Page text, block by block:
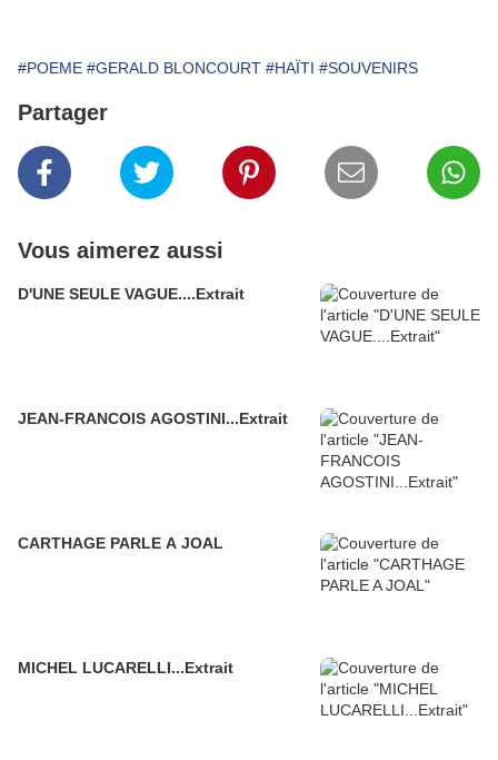
#POEME #GERALD BLONCOURT #HAÏTI #SOUVENIRS
Partager
Vous aimerez aussi
D'UNE SEULE VAGUE....Extrait
JEAN-FRANCOIS AGOSTINI...Extrait
CARTHAGE PARLE A JOAL
MICHEL LUCARELLI...Extrait